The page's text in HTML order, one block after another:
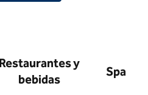
Restaurantes y
bebidas
Spa